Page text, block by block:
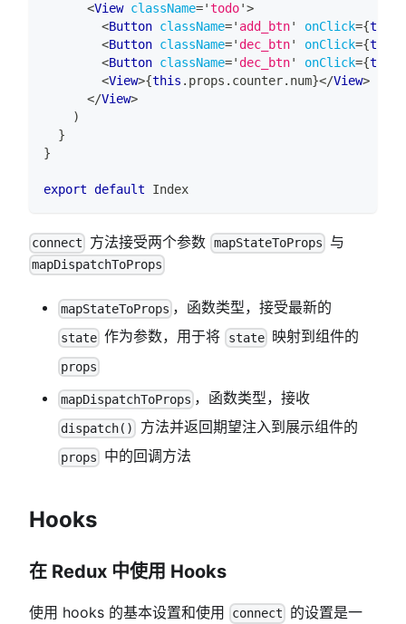
<View className='todo'>
<Button className=' add_btn' onClick={this
<Button className='dec_btn' onClick={this
<Button className='dec_btn' onClick={this
<View>{this . props . counter. num}</View>
</View>
)
}
}
export default Index
connect 方法接受两个参数 mapStateToProps 与
mapDispatchToProps
mapStateToProps ，函数类型，接受最新的
state 作为参数，用于将 state映射到组件的
props
mapDispatchToProps ，函数类型，接收
dispatch() 方法并返回期望注入到展示组件的
props 中的回调方法
Hooks
在 Redux 中使用 Hooks
使用 hooks 的基本设置和使用 connect
的设置是一